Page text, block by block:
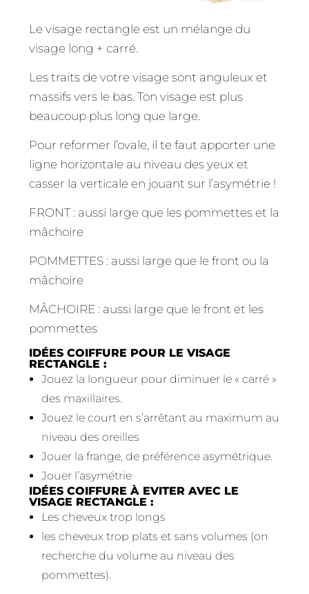
Le visage rectangle est un mélange du
visage long + carré.
Les traits de votre visage sont anguleux et
massifs vers le bas. Ton visage est plus
beaucoup plus long que large.
Pour reformer l’ovale, il te faut apporter une
ligne horizontale au niveau des yeux et
casser la verticale en jouant sur l’asymétrie !
FRONT : aussi large que les pommettes et la
mâchoire
POMMETTES : aussi large que le front ou la
mâchoire
MÂCHOIRE : aussi large que le front et les
pommettes
IDÉES COIFFURE POUR LE VISAGE
RECTANGLE :
Jouez la longueur pour diminuer le « carré »
des maxillaires.
Jouez le court en s’arrêtant au maximum au
niveau des oreilles
Jouer la frange, de préférence asymétrique.
Jouer l’asymétrie
IDÉES COIFFURE À EVITER AVEC LE
VISAGE RECTANGLE :
Les cheveux trop longs
les cheveux trop plats et sans volumes (on
recherche du volume au niveau des
pommettes).